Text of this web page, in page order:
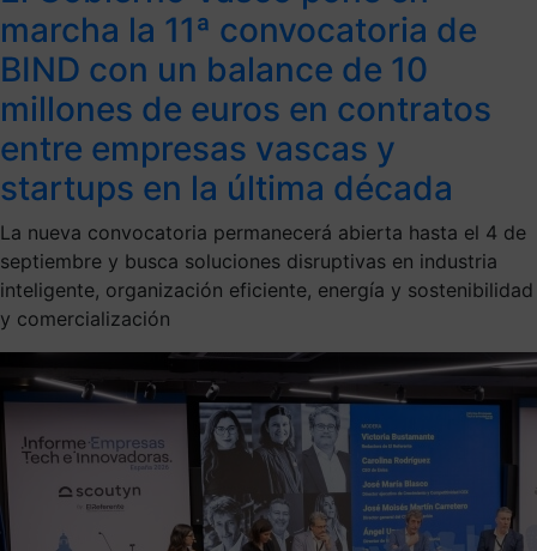
marcha la 11ª convocatoria de
BIND con un balance de 10
millones de euros en contratos
entre empresas vascas y
startups en la última década
La nueva convocatoria permanecerá abierta hasta el 4 de
septiembre y busca soluciones disruptivas en industria
inteligente, organización eficiente, energía y sostenibilidad
y comercialización